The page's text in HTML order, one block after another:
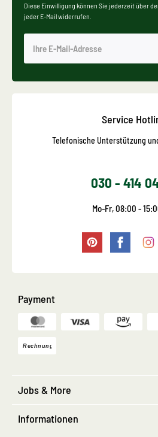
Diese Einwilligung können Sie jederzeit über
jeder E-Mail widerrufen.
Service
Telefonische Unterstützung
030 - 414
Mo-Fr, 08:00 -
Payment
Jobs & More
Informationen